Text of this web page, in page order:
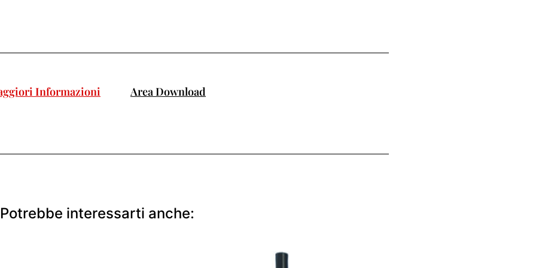
Informazioni Area Download
Potrebbe interessarti anche: